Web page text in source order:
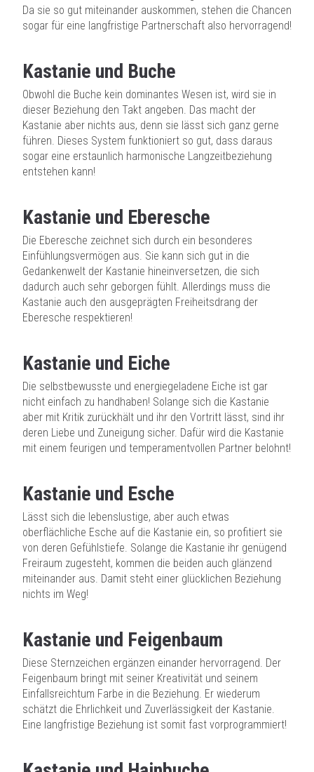
Da sie so gut miteinander auskommen, stehen die Chancen
sogar für eine langfristige Partnerschaft also hervorragend!
Kastanie und Buche
Obwohl die Buche kein dominantes Wesen ist, wird sie in
dieser Beziehung den Takt angeben. Das macht der
Kastanie aber nichts aus, denn sie lässt sich ganz gerne
führen. Dieses System funktioniert so gut, dass daraus
sogar eine erstaunlich harmonische Langzeitbeziehung
entstehen kann!
Kastanie und Eberesche
Die Eberesche zeichnet sich durch ein besonderes
Einfühlungsvermögen aus. Sie kann sich gut in die
Gedankenwelt der Kastanie hineinversetzen, die sich
dadurch auch sehr geborgen fühlt. Allerdings muss die
Kastanie auch den ausgeprägten Freiheitsdrang der
Eberesche respektieren!
Kastanie und Eiche
Die selbstbewusste und energiegeladene Eiche ist gar
nicht einfach zu handhaben! Solange sich die Kastanie
aber mit Kritik zurückhält und ihr den Vortritt lässt, sind ihr
deren Liebe und Zuneigung sicher. Dafür wird die Kastanie
mit einem feurigen und temperamentvollen Partner belohnt!
Kastanie und Esche
Lässt sich die lebenslustige, aber auch etwas
oberflächliche Esche auf die Kastanie ein, so profitiert sie
von deren Gefühlstiefe. Solange die Kastanie ihr genügend
Freiraum zugesteht, kommen die beiden auch glänzend
miteinander aus. Damit steht einer glücklichen Beziehung
nichts im Weg!
Kastanie und Feigenbaum
Diese Sternzeichen ergänzen einander hervorragend. Der
Feigenbaum bringt mit seiner Kreativität und seinem
Einfallsreichtum Farbe in die Beziehung. Er wiederum
schätzt die Ehrlichkeit und Zuverlässigkeit der Kastanie.
Eine langfristige Beziehung ist somit fast vorprogrammiert!